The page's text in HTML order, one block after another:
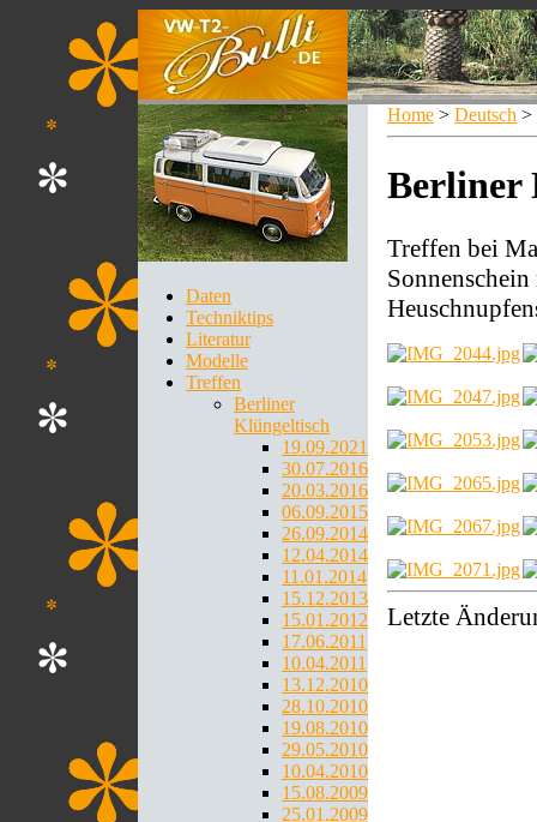
Daten
Techniktips
Literatur
Modelle
Treffen
Berliner
Klüngeltisch
19.09.2021
30.07.2016
20.03.2016
06.09.2015
26.09.2014
12.04.2014
11.01.2014
15.12.2013
15.01.2012
17.06.2011
10.04.2011
13.12.2010
28.10.2010
19.08.2010
29.05.2010
10.04.2010
15.08.2009
25.01.2009
Home > Deutsch >
Berliner
Treffen bei
Letzte